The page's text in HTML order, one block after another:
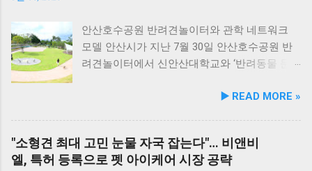
토마토, 타우린, L-카르니틴을 조합해 활력과 체
력 컨디션 유지에 중점을 두었다. 100% 휴먼그
레이드 및 AAFCO 주식 영양 기준 충족 듀먼 케
이드 원료만을 사용한다. 특히 미국 사료관리협
영양제 추가 없이 주식으로 급여가 가능하다. 생
산 과정에서는 겔화제, 산화방지제, 착색료 등 8
동물과의 외출 시 식당 선택에 고민이 적어지는
장점이 있습니다. 포근한 계절에는 야외에서 선
유항의 조용한 풍경을 감상하며 식사하는 것도
은 싱싱한 활어 광어가 푸짐하게 올라가 있어 신
충분히 만족스러운 한 끼가 됩니다. 군산 고군산
군도 여행을 더욱 풍성하게 만드는 든든한 식사
안산호수공원 반려견놀이터와 관학 네트워크
모델 안산시가 지난 7월 30일 안산호수공원 반
려견놀이터에서 신안산대학교와 ‘반려동물 문
이번 협약은 안산시의 풍부한 행정 자원과 신안
한 차원 끌어올리기 위해 추진됐다. 관학 협력을
통한 올바른 반려문화 정착 및 갈등 해소 안산시
▶️ READ MORE »
"소형견 최대 고민 눈물 자국 잡는다"… 비앤비
엘, 특허 등록으로 펫 아이케어 시장 공략